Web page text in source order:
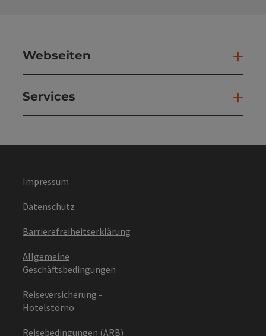
Webseiten
Services
Impressum
Datenschutz
Barrierefreiheitserklärung
Allgemeine
Geschäftsbedingungen
Reiseversicherung -
Hotelstorno
Reisebedingungen (ARB)